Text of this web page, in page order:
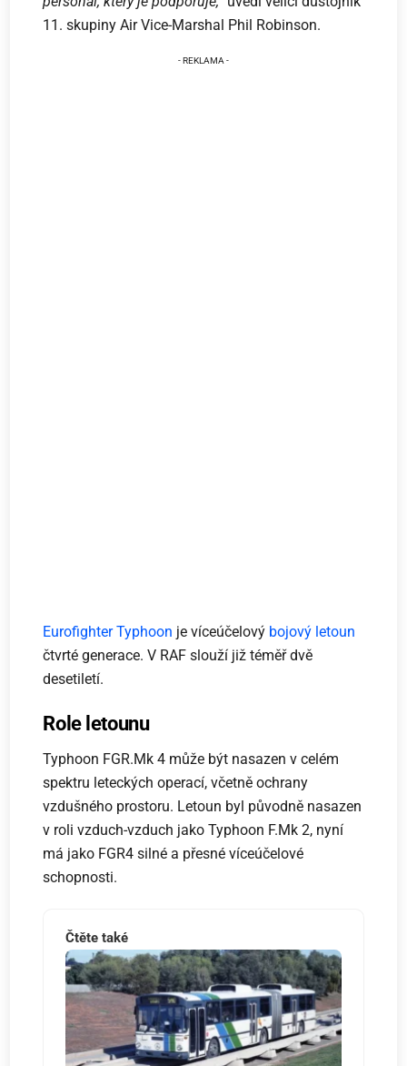
11. skupiny Air Vice-Marshal Phil Robinson.
Eurofighter Typhoon je víceúčelový bojový letoun
čtvrté generace. V RAF slouží již téměř dvě
desetiletí.
Role letounu
Typhoon FGR.Mk 4 může být nasazen v celém
spektru leteckých operací, včetně ochrany
vzdušného prostoru. Letoun byl původně nasazen
v roli vzduch-vzduch jako Typhoon F.Mk 2, nyní
má jako FGR4 silné a přesné víceúčelové
schopnosti.
Čtěte také